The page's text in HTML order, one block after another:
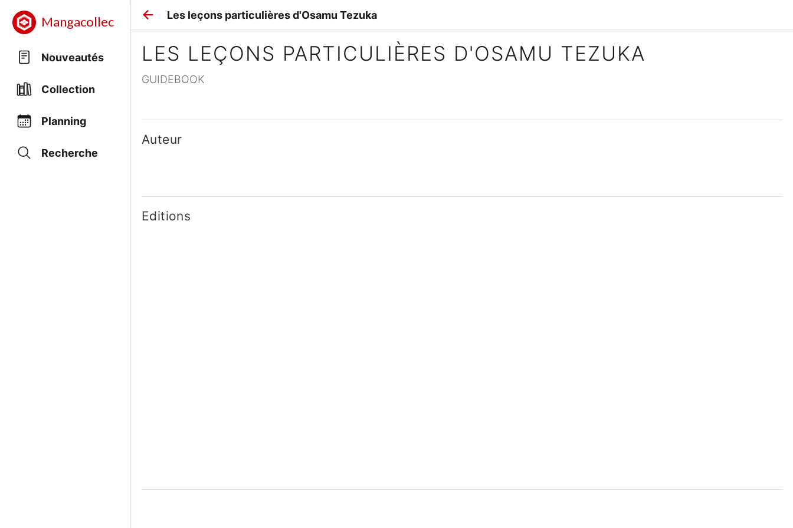
Mangacollec
Nouveautés
Collection
Planning
Recherche
Les leçons particulières d'Osamu Tezuka
LES LEÇONS PARTICULIÈRES D'OSAMU TEZUKA
GUIDEBOOK
Auteur
Editions